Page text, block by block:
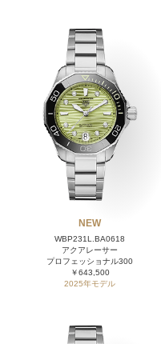
NEW
WBP231L.BA0618
アクアレーサー
プロフェッショナル300
￥643,500
2025年モデル